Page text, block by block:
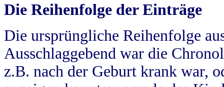
Die Reihenfolge der Einträge
Die ursprüngliche Reihenfolge
Ausschlaggebend war die
z.B. nach der Geburt krank war,